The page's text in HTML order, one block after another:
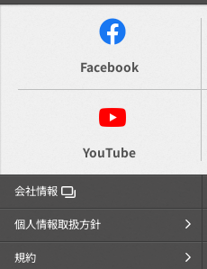
Facebook
YouTube
会社情報
個人情報取扱方針
規約